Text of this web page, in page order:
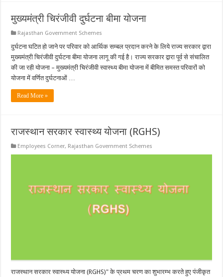
मुख्यमंत्री चिरंजीवी दुर्घटना बीमा योजना
Rajasthan Government Schemes
दुर्घटना घटित हो जाने पर परिवार को आर्थिक सम्बल प्रदान करने के लिये राज्य सरकार द्वारा
मुख्यमंत्री चिरंजीवी दुर्घटना बीमा योजना लागू की गई है। राज्य सरकार द्वारा पूर्व से संचालित
की जा रही योजना – मुख्यमंत्री चिरंजीवी स्वास्थ्य बीमा योजना में बीमित समस्त परिवारों को
योजना में वर्णित दुर्घटनाओं …
Read More »
राजस्थान सरकार स्वास्थ्य योजना (RGHS)
Employees Corner, Rajasthan Government Schemes
राजस्थान सरकार स्वास्थ्य योजना (RGHS)" के प्रथम चरण का शुभारम्भ करते हुए पंजीकृत